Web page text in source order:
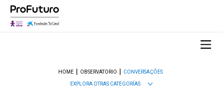
HOME OBSERVATORIO
CONVERSAÇÕES
EXPLORA OTRAS CATEGORÍAS